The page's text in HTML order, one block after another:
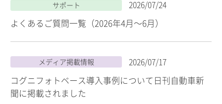
サポート 2026/07/24
よくあるご質問一覧（2026年4月～6月）
メディア掲載情報 2026/07/17
コグニフォトベース導入事例について日刊自動車新
聞に掲載されました